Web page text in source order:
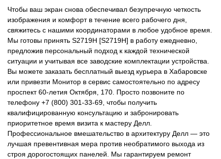
Чтобы ваш экран снова обеспечивал безупречную четкость
изображения и комфорт в течение всего рабочего дня,
свяжитесь с нашими координаторами в любое удобное время.
Мы готовы принять S2719H [S2719H] в работу ежедневно,
предложив персональный подход к каждой технической
ситуации и учитывая все заводские комплектации устройства.
Вы можете заказать бесплатный выезд курьера в Хабаровске
или привезти Монитор в сервис самостоятельно по адресу
проспект 60-летия Октября, 170. Просто позвоните по
телефону +7 (800) 301-33-69, чтобы получить
квалифицированную консультацию и забронировать
приоритетное время визита к мастеру Делл.
Профессиональное вмешательство в архитектуру Делл — это
лучшая превентивная мера против необратимого выхода из
строя дорогостоящих панелей. Мы гарантируем ремонт